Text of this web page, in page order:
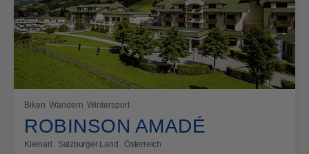
Biken Wandern Wintersport
ROBINSON AMADÉ
Kleinarl . Salzburger Land . Österreich